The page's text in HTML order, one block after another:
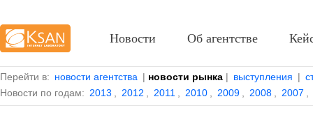
Перейти в: новости агентства | новости рынка | выступления |
Новости по годам: 2013 2012 2011 2010 2009 2008 2007
Новости Об агентстве